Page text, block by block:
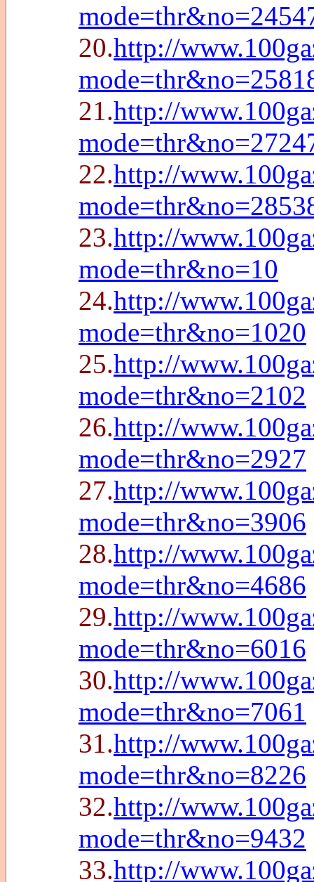
20.http://
21.http://
22.http://
23.http://
mode=thr&no=10
24.http://
mode=thr&no=1020
25.http://
mode=thr&no=2102
26.http://
mode=thr&no=2927
27.http://
mode=thr&no=3906
28.http://
mode=thr&no=4686
29.http://
mode=thr&no=6016
30.http://
mode=thr&no=7061
31.http://
mode=thr&no=8226
32.http://
mode=thr&no=9432
33.http://